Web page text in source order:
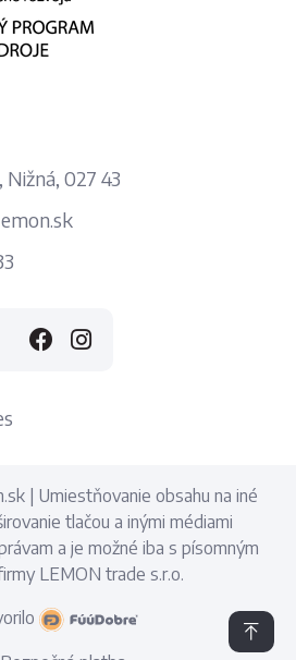
027 43
| Umiestňovanie obsahu na iné
tlačou a inými médiami
a je možné iba s písomným
LEMON trade s.r.o.